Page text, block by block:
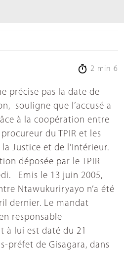
2 min 6
souligne que l’accusé a
à la coopération entre
du TPIR et les
Justice et de l’Intérieur.
déposée par le TPIR
Emis le 13 juin 2005,
Ntawukuriryayo n’a été
dernier. Le mandat
responsable
à lui est daté du 21
préfet de Gisagara, dans